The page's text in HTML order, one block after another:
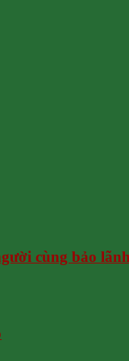
cùng bảo